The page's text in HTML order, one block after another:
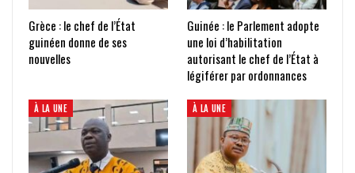
Grèce : le chef de l’État
guinéen donne de ses
nouvelles
Guinée : le Parlement adopte
une loi d’habilitation
autorisant le chef de l’État à
légiférer par ordonnances
À LA UNE À LA UNE